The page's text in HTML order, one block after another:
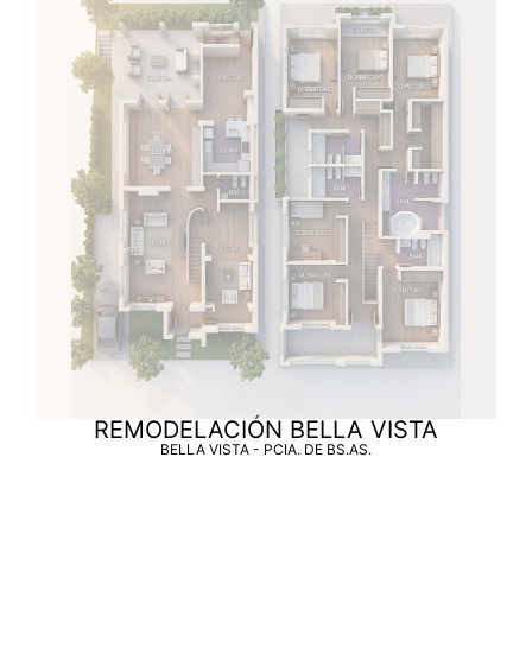
REMODELACIÓN BELLA VISTA
BELLA VISTA - PCIA. DE BS.AS.